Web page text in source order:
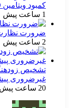
کمبود ویتامین D تهدید خاموش در رشد کودکان
1 ساعت پیش
ضرورت نظارت
2 ساعت پیش
تشخیص
غیرضروری
20 ساعت پیش